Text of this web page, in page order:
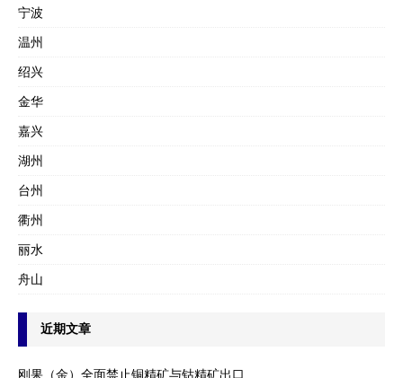
宁波
温州
绍兴
金华
嘉兴
湖州
台州
衢州
丽水
舟山
近期文章
刚果（金）全面禁止铜精矿与钴精矿出口